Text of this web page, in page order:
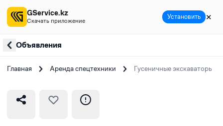
Объявления
Главная Аренда спецтехники Гусеничные экскаваторы
GService.kz
Скачать приложение Установить ✕